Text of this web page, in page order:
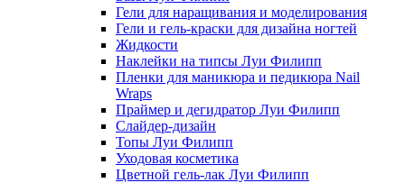
Гели для наращивания и моделирования
Гели и гель-краски для дизайна ногтей
Жидкости
Наклейки на типсы Луи Филипп
Пленки для маникюра и педикюра Nail
Wraps
Праймер и дегидратор Луи Филипп
Слайдер-дизайн
Топы Луи Филипп
Уходовая косметика
Цветной гель-лак Луи Филипп